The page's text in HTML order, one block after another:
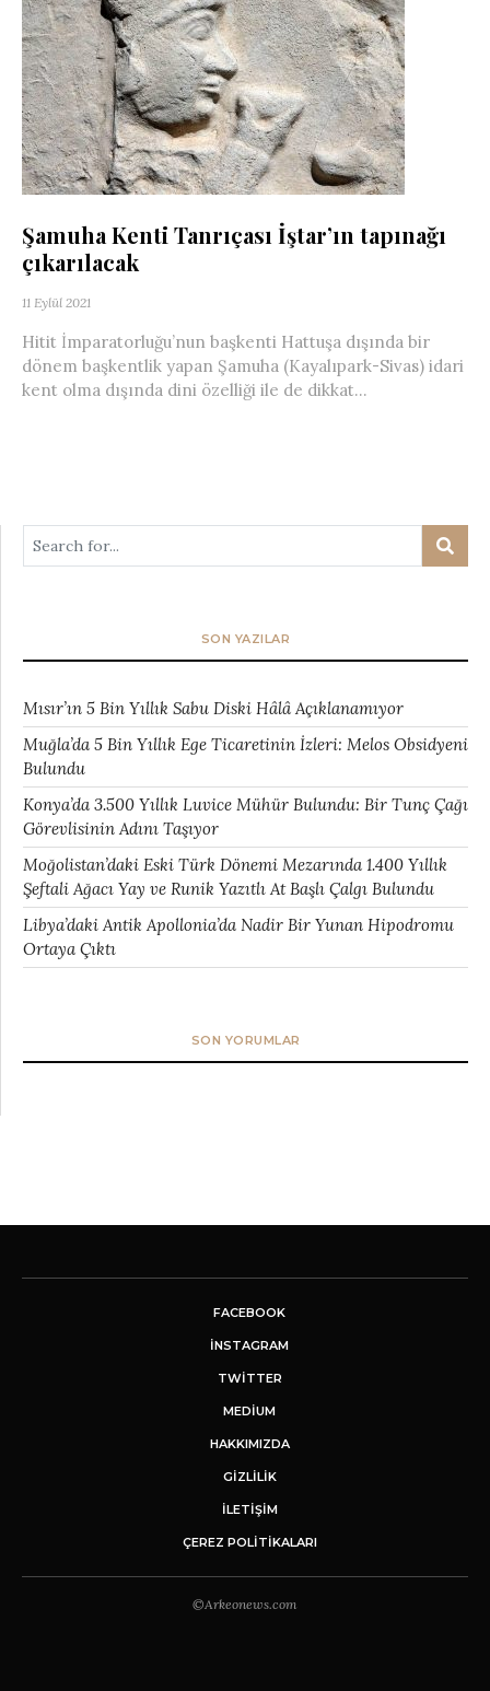
Şamuha Kenti Tanrıçası İştar’ın tapınağı
çıkarılacak
11 Eylül 2021
Hitit İmparatorluğu’nun başkenti Hattuşa dışında bir
dönem başkentlik yapan Şamuha (Kayalıpark-Sivas) idari
kent olma dışında dini özelliği ile de dikkat...
SON YAZILAR
Mısır’ın 5 Bin Yıllık Sabu Diski Hâlâ Açıklanamıyor
Muğla’da 5 Bin Yıllık Ege Ticaretinin İzleri: Melos Obsidyeni
Bulundu
Konya’da 3.500 Yıllık Luvice Mühür Bulundu: Bir Tunç Çağı
Görevlisinin Adını Taşıyor
Moğolistan’daki Eski Türk Dönemi Mezarında 1.400 Yıllık
Şeftali Ağacı Yay ve Runik Yazıtlı At Başlı Çalgı Bulundu
Libya’daki Antik Apollonia’da Nadir Bir Yunan Hipodromu
Ortaya Çıktı
SON YORUMLAR
FACEBOOK
INSTAGRAM
TWITTER
MEDIUM
HAKKIMIZDA
GİZLİLİK
İLETIŞIM
ÇEREZ POLITIKALARI
©Arkeonews.com